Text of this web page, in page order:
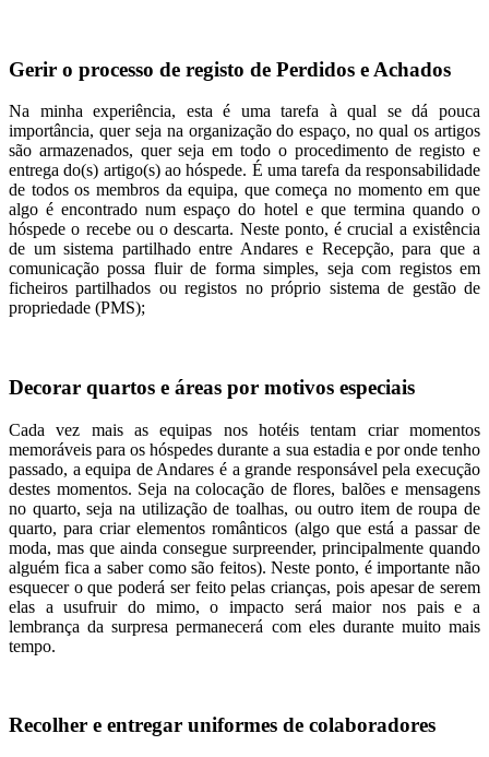
Gerir o processo de registo de Perdidos e Achados
Na minha experiência, esta é uma tarefa à qual se dá pouca
importância, quer seja na organização do espaço, no qual os artigos
são armazenados, quer seja em todo o procedimento de registo e
entrega do(s) artigo(s) ao hóspede. É uma tarefa da responsabilidade
de todos os membros da equipa, que começa no momento em que
algo é encontrado num espaço do hotel e que termina quando o
hóspede o recebe ou o descarta. Neste ponto, é crucial a existência
de um sistema partilhado entre Andares e Recepção, para que a
comunicação possa fluir de forma simples, seja com registos em
ficheiros partilhados ou registos no próprio sistema de gestão de
propriedade (PMS);
Decorar quartos e áreas por motivos especiais
Cada vez mais as equipas nos hotéis tentam criar momentos
memoráveis para os hóspedes durante a sua estadia e por onde tenho
passado, a equipa de Andares é a grande responsável pela execução
destes momentos. Seja na colocação de flores, balões e mensagens
no quarto, seja na utilização de toalhas, ou outro item de roupa de
quarto, para criar elementos românticos (algo que está a passar de
moda, mas que ainda consegue surpreender, principalmente quando
alguém fica a saber como são feitos). Neste ponto, é importante não
esquecer o que poderá ser feito pelas crianças, pois apesar de serem
elas a usufruir do mimo, o impacto será maior nos pais e a
lembrança da surpresa permanecerá com eles durante muito mais
tempo.
Recolher e entregar uniformes de colaboradores